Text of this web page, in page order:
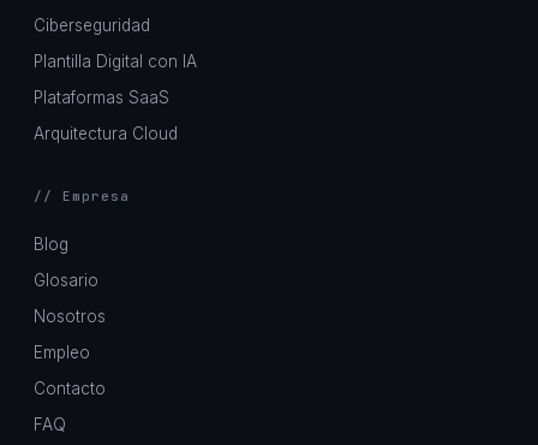
Ciberseguridad
Plantilla Digital con IA
Plataformas SaaS
Arquitectura Cloud
// Empresa
Blog
Glosario
Nosotros
Empleo
Contacto
FAQ